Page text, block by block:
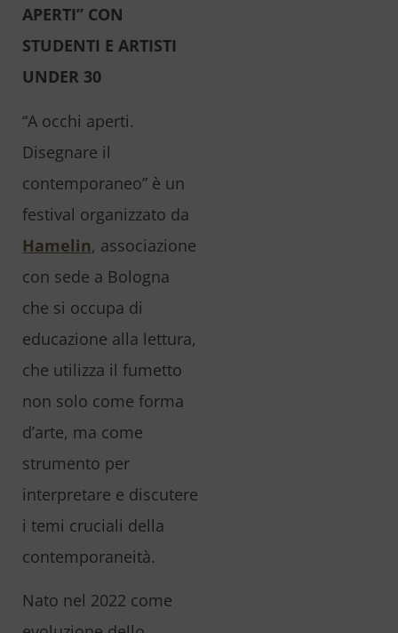
APERTI” CON
STUDENTI E ARTISTI
UNDER 30
“A occhi aperti.
Disegnare il
contemporaneo” è un
festival organizzato da
Hamelin, associazione
con sede a Bologna
che si occupa di
educazione alla lettura,
che utilizza il fumetto
non solo come forma
d’arte, ma come
strumento per
interpretare e discutere
i temi cruciali della
contemporaneità.
Nato nel 2022 come